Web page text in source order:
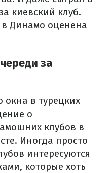
киевский клуб.
в Динамо оценена
за
окна в турецких
о
клубов в
Иногда просто
интересуются
которые хоть